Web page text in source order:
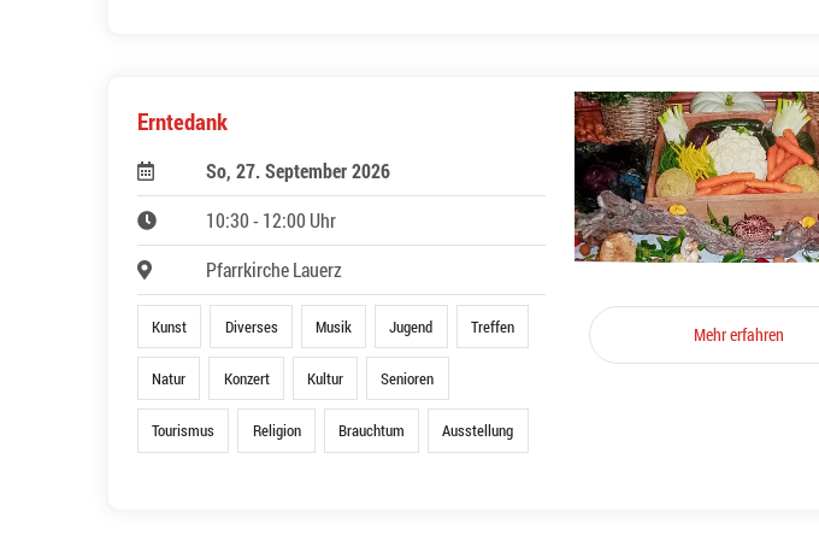
Erntedank
So, 27. September 2026
10:30 - 12:00 Uhr
Pfarrkirche Lauerz
Kunst Diverses Musik Jugend Treffen
Natur Konzert Kultur Senioren
Tourismus Religion Brauchtum Ausstellung
Mehr erfahren